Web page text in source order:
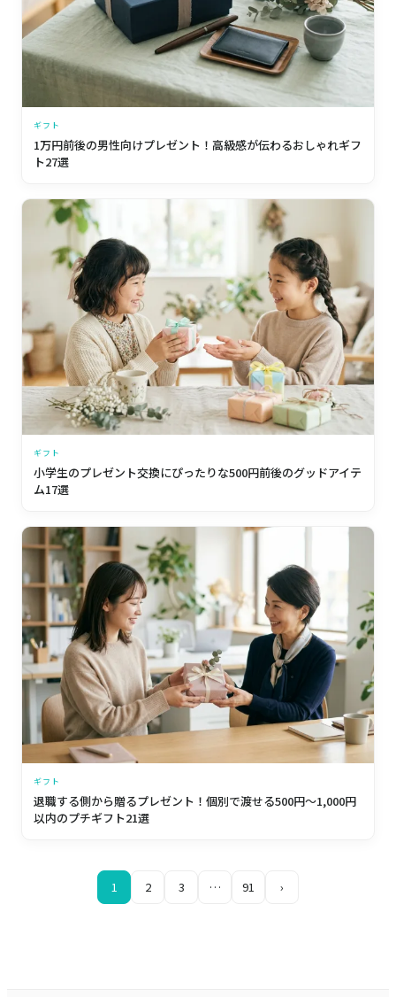
ギフト
1万円前後の男性向けプレゼント！高級感が伝わるおしゃれギフ
ト27選
ギフト
小学生のプレゼント交換にぴったりな500円前後のグッドアイテ
ム17選
ギフト
退職する側から贈るプレゼント！個別で渡せる500円〜1,000円
以内のプチギフト21選
1 2 3 … 91 ›